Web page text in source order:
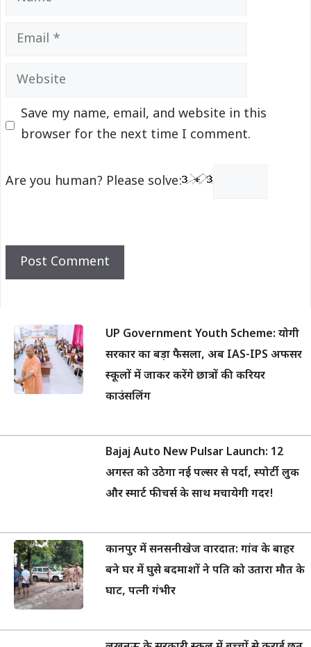
Email
Website
Save my name, email, and website in this
browser for the next time I comment.
Are you human? Please solve:
UP Government Youth Scheme: योगी
सरकार का बड़ा फैसला, अब IAS-IPS अफसर
स्कूलों में जाकर करेंगे छात्रों की करियर
काउंसलिंग
Bajaj Auto New Pulsar Launch: 12
अगस्त को उठेगा नई पल्सर से पर्दा, स्पोर्टी लुक
और स्मार्ट फीचर्स के साथ मचायेगी गदर!
कानपुर में सनसनीखेज वारदात: गांव के बाहर
बने घर में घुसे बदमाशों ने पति को उतारा मौत के
घाट, पत्नी गंभीर